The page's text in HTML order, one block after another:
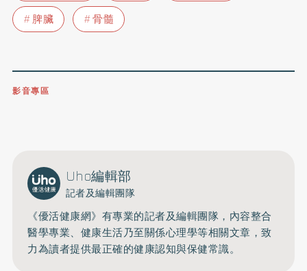
脾臟
骨髓
影音專區
Uho編輯部
記者及編輯團隊
《優活健康網》有專業的記者及編輯團隊，內容整合
醫學專業、健康生活乃至關係心理學等相關文章，致
力為讀者提供最正確的健康認知與保健常識。